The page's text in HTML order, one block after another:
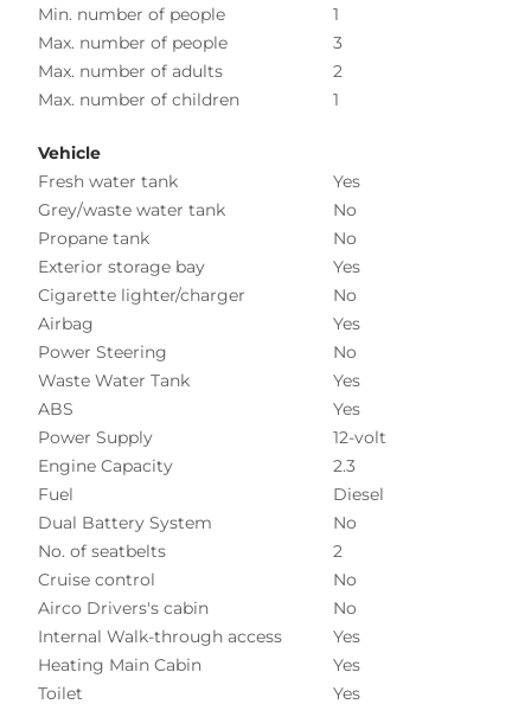
Min. number of people
1
Max. number of people
3
Max. number of adults
2
Max. number of children
1
Vehicle
Fresh water tank
Yes
Grey/waste water tank
No
Propane tank
No
Exterior storage bay
Yes
Cigarette lighter/charger
No
Airbag
Yes
Power Steering
No
Waste Water Tank
Yes
ABS
Yes
Power Supply
12-volt
Engine Capacity
2.3
Fuel
Diesel
Dual Battery System
No
No. of seatbelts
2
Cruise control
No
Airco Drivers's cabin
No
Internal Walk-through access
Yes
Heating Main Cabin
Yes
Toilet
Yes